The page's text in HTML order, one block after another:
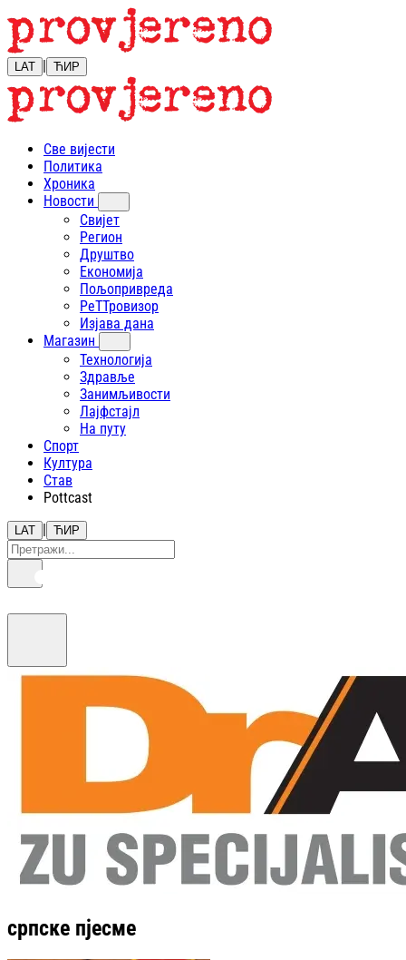
LAT | ЋИР
Све вијести
Политика
Хроника
Новости
Свијет
Регион
Друштво
Економија
Пољопривреда
РеТТровизор
Изјава дана
Магазин
Технологија
Здравље
Занимљивости
Лајфстajл
На путу
Спорт
Култура
Став
Pottcast
LAT | ЋИР
српске пјесме